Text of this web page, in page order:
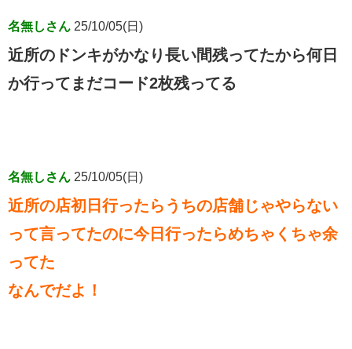
名無しさん 25/10/05(日)
近所のドンキがかなり長い間残ってたから何日
か行ってまだコード2枚残ってる
名無しさん 25/10/05(日)
近所の店初日行ったらうちの店舗じゃやらない
って言ってたのに今日行ったらめちゃくちゃ余
ってた
なんでだよ！